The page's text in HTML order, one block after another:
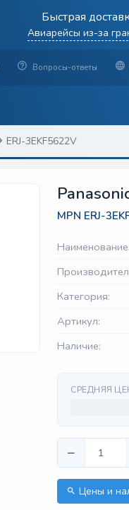
Быстрая
Авиарейсы из-за
Вопросы-ответы
ERJ-3EKF5622V
MPN ERJ-
Наименование:
Категория:
Артикул:
Наличие:
СРЕДНЯЯ
−
Цены и